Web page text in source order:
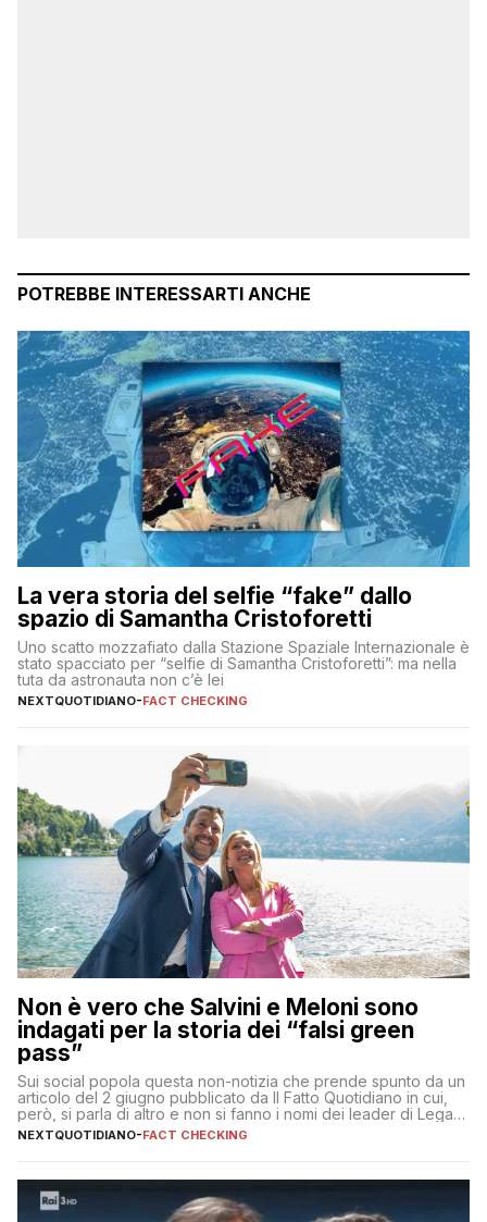
POTREBBE INTERESSARTI ANCHE
La vera storia del selfie “fake” dallo
spazio di Samantha Cristoforetti
Uno scatto mozzafiato dalla Stazione Spaziale Internazionale è
stato spacciato per “selfie di Samantha Cristoforetti”: ma nella
tuta da astronauta non c’è lei
NEXTQUOTIDIANO-FACT CHECKING
Non è vero che Salvini e Meloni sono
indagati per la storia dei “falsi green
pass”
Sui social popola questa non-notizia che prende spunto da un
articolo del 2 giugno pubblicato da Il Fatto Quotidiano in cui,
però, si parla di altro e non si fanno i nomi dei leader di Lega e
Fratelli d’Italia
NEXTQUOTIDIANO-FACT CHECKING